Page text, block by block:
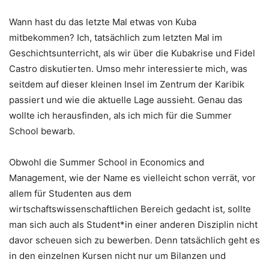
Wann hast du das letzte Mal etwas von Kuba
mitbekommen? Ich, tatsächlich zum letzten Mal im
Geschichtsunterricht, als wir über die Kubakrise und Fidel
Castro diskutierten. Umso mehr interessierte mich, was
seitdem auf dieser kleinen Insel im Zentrum der Karibik
passiert und wie die aktuelle Lage aussieht. Genau das
wollte ich herausfinden, als ich mich für die Summer
School bewarb.
Obwohl die Summer School in Economics and
Management, wie der Name es vielleicht schon verrät, vor
allem für Studenten aus dem
wirtschaftswissenschaftlichen Bereich gedacht ist, sollte
man sich auch als Student*in einer anderen Disziplin nicht
davor scheuen sich zu bewerben. Denn tatsächlich geht es
in den einzelnen Kursen nicht nur um Bilanzen und